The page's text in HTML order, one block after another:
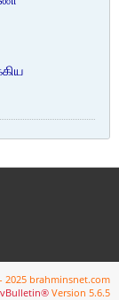
2025 brahminsnet.com
vBulletin® Version 5.6.5